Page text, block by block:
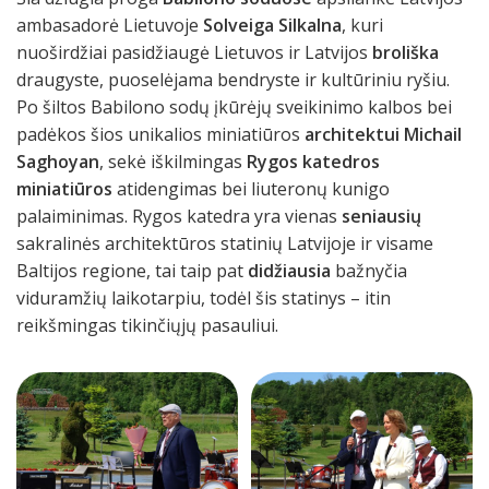
ambasadorė Lietuvoje Solveiga Silkalna, kuri
nuoširdžiai pasidžiaugė Lietuvos ir Latvijos broliška
draugyste, puoselėjama bendryste ir kultūriniu ryšiu.
Po šiltos Babilono sodų įkūrėjų sveikinimo kalbos bei
padėkos šios unikalios miniatiūros architektui Michail
Saghoyan, sekė iškilmingas Rygos katedros
miniatiūros atidengimas bei liuteronų kunigo
palaiminimas. Rygos katedra yra vienas seniausių
sakralinės architektūros statinių Latvijoje ir visame
Baltijos regione, tai taip pat didžiausia bažnyčia
viduramžių laikotarpiu, todėl šis statinys – itin
reikšmingas tikinčiųjų pasauliui.